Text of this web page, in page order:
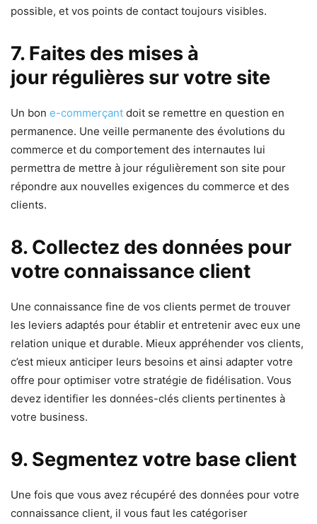
possible, et vos points de contact toujours visibles.
7. Faites des mises à
jour régulières sur votre site
Un bon e-commerçant doit se remettre en question en
permanence. Une veille permanente des évolutions du
commerce et du comportement des internautes lui
permettra de mettre à jour régulièrement son site pour
répondre aux nouvelles exigences du commerce et des
clients.
8. Collectez des données pour
votre connaissance client
Une connaissance fine de vos clients permet de trouver
les leviers adaptés pour établir et entretenir avec eux une
relation unique et durable. Mieux appréhender vos clients,
c’est mieux anticiper leurs besoins et ainsi adapter votre
offre pour optimiser votre stratégie de fidélisation. Vous
devez identifier les données-clés clients pertinentes à
votre business.
9. Segmentez votre base client
Une fois que vous avez récupéré des données pour votre
connaissance client, il vous faut les catégoriser